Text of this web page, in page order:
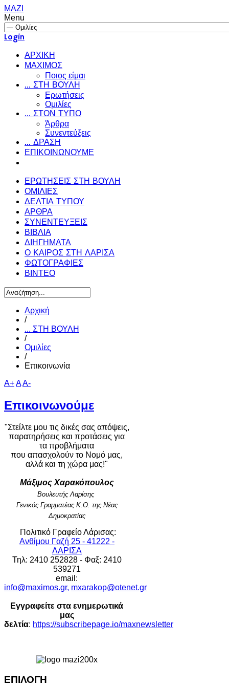
ΜΑΖΙ
Menu
Login
ΑΡΧΙΚΗ
ΜΑΧΙΜΟΣ
Ποιος είμαι
... ΣΤΗ ΒΟΥΛΗ
Ερωτήσεις
Ομιλίες
... ΣΤΟΝ ΤΥΠΟ
Άρθρα
Συνεντεύξεις
... ΔΡΑΣΗ
ΕΠΙΚΟΙΝΩΝΟΥΜΕ
ΕΡΩΤΗΣΕΙΣ ΣΤΗ ΒΟΥΛΗ
ΟΜΙΛΙΕΣ
ΔΕΛΤΙΑ ΤΥΠΟΥ
ΑΡΘΡΑ
ΣΥΝΕΝΤΕΥΞΕΙΣ
ΒΙΒΛΙΑ
ΔΙΗΓΗΜΑΤΑ
Ο ΚΑΙΡΟΣ ΣΤΗ ΛΑΡΙΣΑ
ΦΩΤΟΓΡΑΦΙΕΣ
ΒΙΝΤΕΟ
Αρχική
/
... ΣΤΗ ΒΟΥΛΗ
/
Ομιλίες
/
Επικοινωνία
A+AA-
Επικοινωνούμε
"Στείλτε μου τις δικές σας απόψεις,
παρατηρήσεις και προτάσεις για
τα προβλήματα
που απασχολούν το Νομό μας,
αλλά και τη χώρα μας!"
Μάξιμος Χαρακόπουλος
Βουλευτής Λαρίσης
Γενικός Γραμματέας Κ.Ο. της Νέας
Δημοκρατίας
Πολιτικό Γραφείο Λάρισας:
Ανθίμου Γαζή 25 - 41222 -
ΛΑΡΙΣΑ
Τηλ: 2410 252828 - Φαξ: 2410
539271
email:
info@maximos.gr, mxarakop@otenet.gr
Εγγραφείτε στα ενημερωτικά
μας
δελτία: https://subscribepage.io/maxnewsletter
ΕΠΙΛΟΓΗ